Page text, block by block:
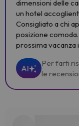
dimensioni delle
un hotel
Consigliato a chi
posizione
prossima vacanza
AI
Per farti
le